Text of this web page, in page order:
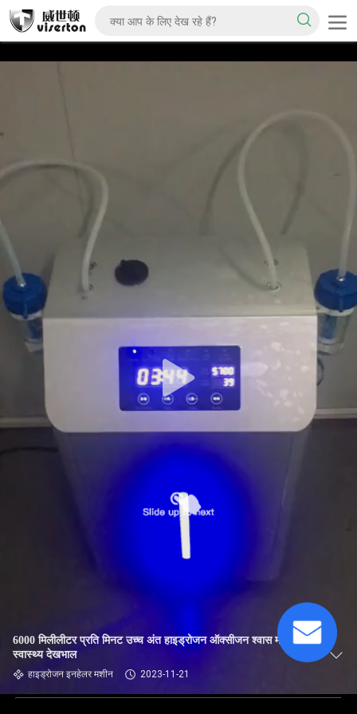
6000 मिलीलीटर प्रति मिनट उच्च अंत हाइड्रोजन ऑक्सीजन श्वास मशीन
स्वास्थ्य देखभाल
हाइड्रोजन इनहेलर मशीन 2023-11-21